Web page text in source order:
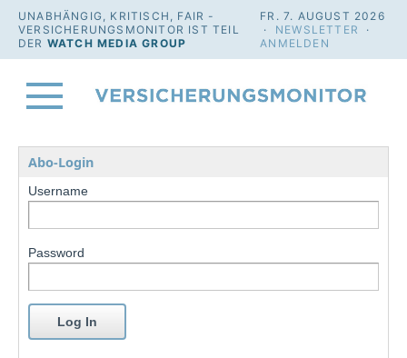
UNABHÄNGIG, KRITISCH, FAIR -
VERSICHERUNGSMONITOR IST TEIL
DER WATCH MEDIA GROUP
FR. 7. AUGUST 2026
· NEWSLETTER
·
ANMELDEN
Abo-Login
Username
Password